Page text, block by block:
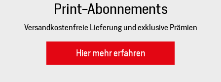
Print-Abonnements
Versandkostenfreie Lieferung und exklusive Prämien
Hier mehr erfahren